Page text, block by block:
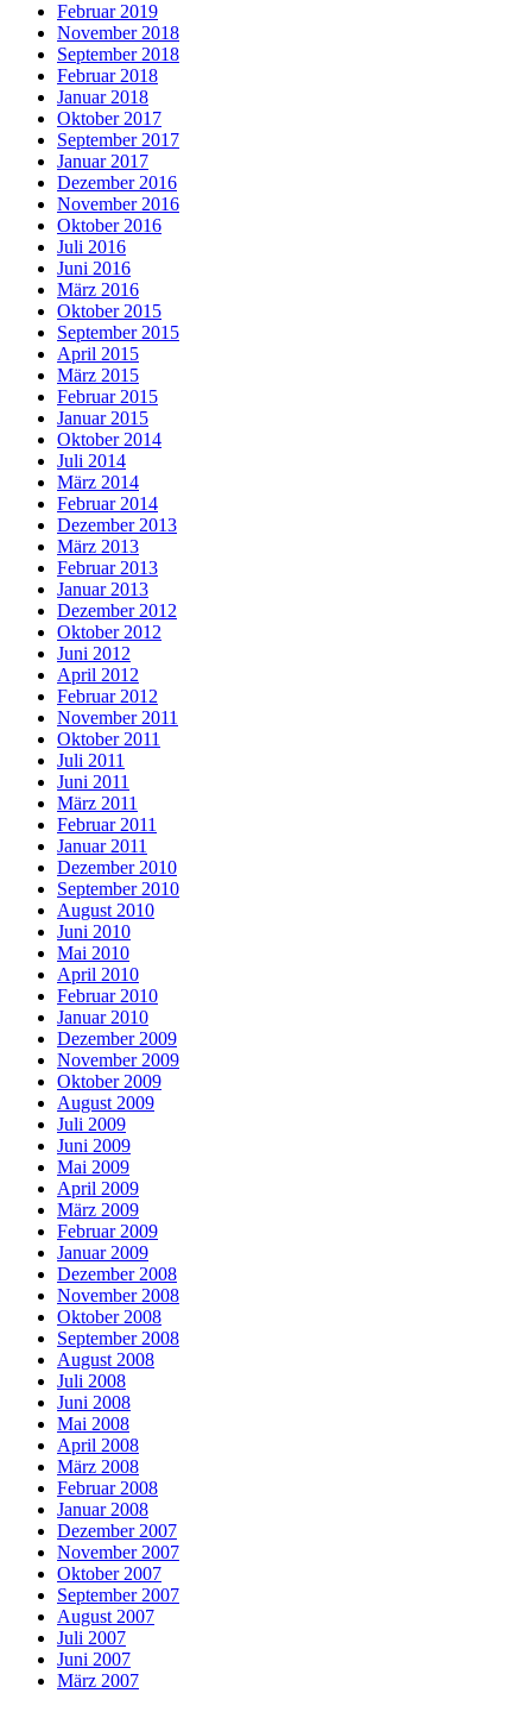
Februar 2019
November 2018
September 2018
Februar 2018
Januar 2018
Oktober 2017
September 2017
Januar 2017
Dezember 2016
November 2016
Oktober 2016
Juli 2016
Juni 2016
März 2016
Oktober 2015
September 2015
April 2015
März 2015
Februar 2015
Januar 2015
Oktober 2014
Juli 2014
März 2014
Februar 2014
Dezember 2013
März 2013
Februar 2013
Januar 2013
Dezember 2012
Oktober 2012
Juni 2012
April 2012
Februar 2012
November 2011
Oktober 2011
Juli 2011
Juni 2011
März 2011
Februar 2011
Januar 2011
Dezember 2010
September 2010
August 2010
Juni 2010
Mai 2010
April 2010
Februar 2010
Januar 2010
Dezember 2009
November 2009
Oktober 2009
August 2009
Juli 2009
Juni 2009
Mai 2009
April 2009
März 2009
Februar 2009
Januar 2009
Dezember 2008
November 2008
Oktober 2008
September 2008
August 2008
Juli 2008
Juni 2008
Mai 2008
April 2008
März 2008
Februar 2008
Januar 2008
Dezember 2007
November 2007
Oktober 2007
September 2007
August 2007
Juli 2007
Juni 2007
März 2007